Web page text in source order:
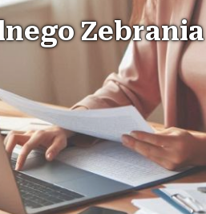
Zebrania